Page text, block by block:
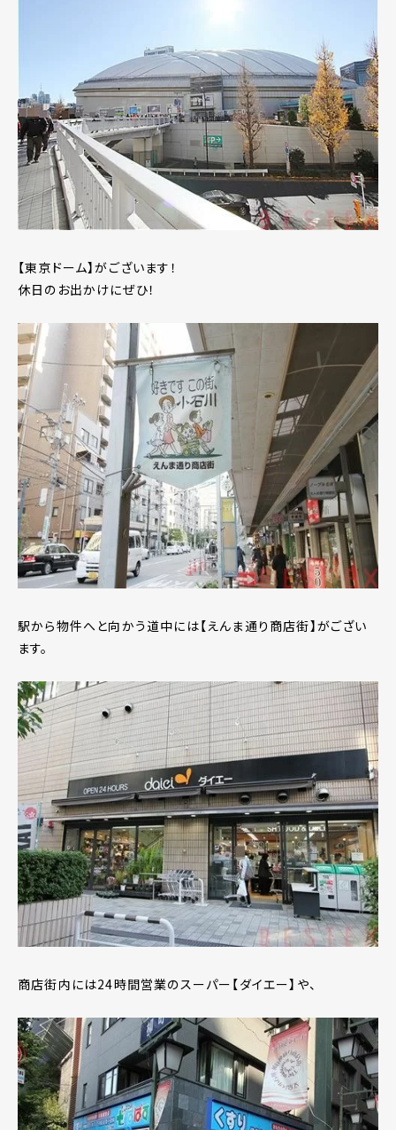
【東京ドーム】がございます！
休日のお出かけにぜひ！
駅から物件へと向かう道中には【えんま通り商店街】がござい
ます。
商店街内には24時間営業のスーパー【ダイエー】や、